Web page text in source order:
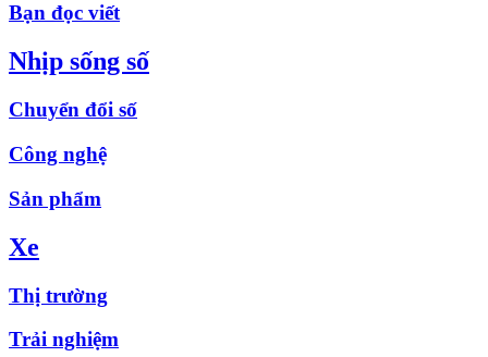
Bạn đọc viết
Nhịp sống số
Chuyển đổi số
Công nghệ
Sản phẩm
Xe
Thị trường
Trải nghiệm